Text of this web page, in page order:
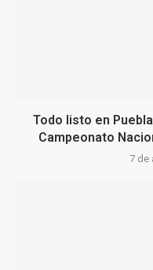
Todo listo en
Campeonato
7 de